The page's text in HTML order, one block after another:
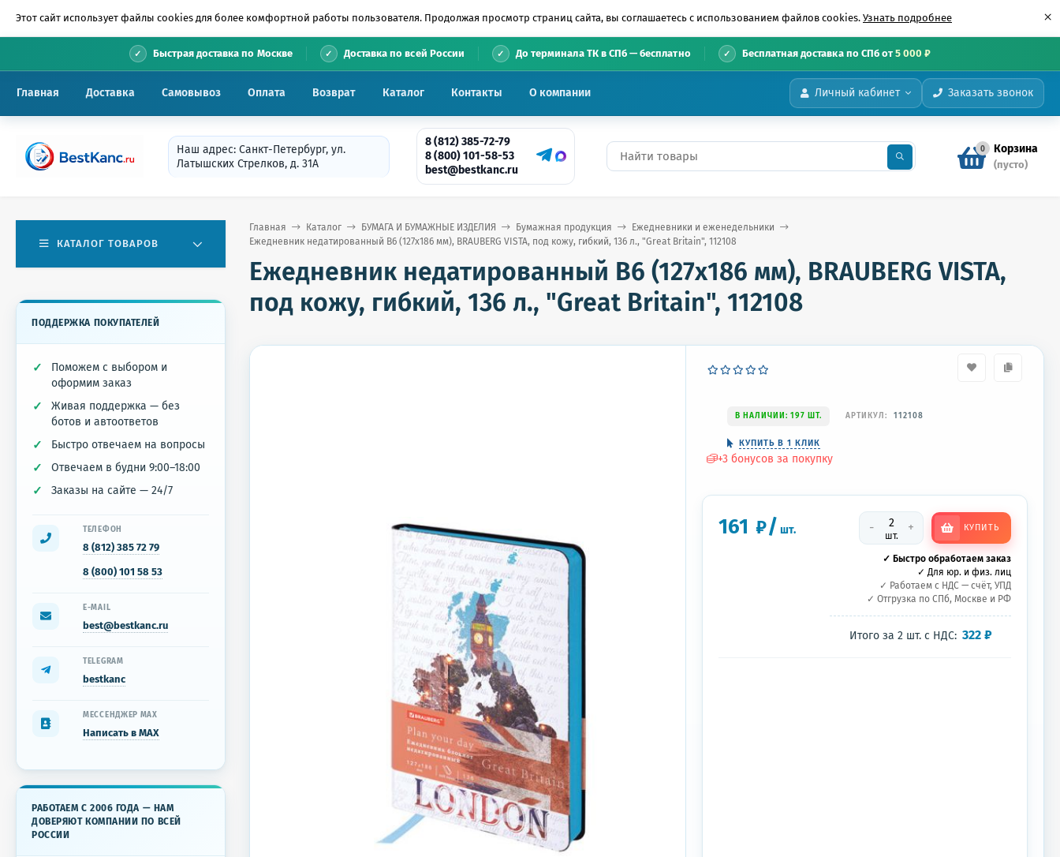
Этот сайт использует файлы cookies для более комфортной работы пользователя. Продолжая просмотр страниц сайта, вы соглашаетесь с использованием файлов cookies. Узнать подробнее ×
Быстрая доставка по Москве Доставка по всей России До терминала ТК в СПб — бесплатно Бесплатная доставка по СПб от5 000 ₽
Личный кабинет Заказать звонок
Главная Доставка Самовывоз Оплата Возврат Каталог Контакты О компании
Наш адрес: Санкт-Петербург, ул.
Латышских Стрелков, д. 31А
8 (812) 385-72-79
8 (800) 101-58-53
best@bestkanc.ru
0 Корзина
(пусто)
Главная Каталог БУМАГА И БУМАЖНЫЕ ИЗДЕЛИЯ Бумажная продукция
Ежедневники и еженедельники
Ежедневник недатированный B6 (127х186 мм), BRAUBERG VISTA, под кожу, гибкий, 136 л., "Great Britain", 112108
Ежедневник недатированный B6 (127х186 мм), BRAUBERG VISTA,
под кожу, гибкий, 136 л., "Great Britain", 112108
В НАЛИЧИИ: 197 ШТ. АРТИКУЛ: 112108
КУПИТЬ В 1 КЛИК
+3 бонусов за покупку
161 ₽/ шт. -
шт.
+ КУПИТЬ
✓ Быстро обработаем заказ
✓ Для юр. и физ. лиц
✓ Работаем с НДС — счёт, УПД
✓ Отгрузка по СПб, Москве и РФ
Итого за 2 шт.с НДС: 322 ₽
КАТАЛОГ ТОВАРОВ
ПОДДЕРЖКА ПОКУПАТЕЛЕЙ
Поможем с выбором и
оформим заказ
Живая поддержка — без
ботов и автоответов
Быстро отвечаем на вопросы
Отвечаем в будни 9:00–18:00
Заказы на сайте — 24/7
ТЕЛЕФОН
8 (812) 385 72 79
8 (800) 101 58 53
E-MAIL
best@bestkanc.ru
TELEGRAM
bestkanc
МЕССЕНДЖЕР MAX
Написать в MAX
РАБОТАЕМ С 2006 ГОДА — НАМ
ДОВЕРЯЮТ КОМПАНИИ ПО ВСЕЙ
РОССИИ